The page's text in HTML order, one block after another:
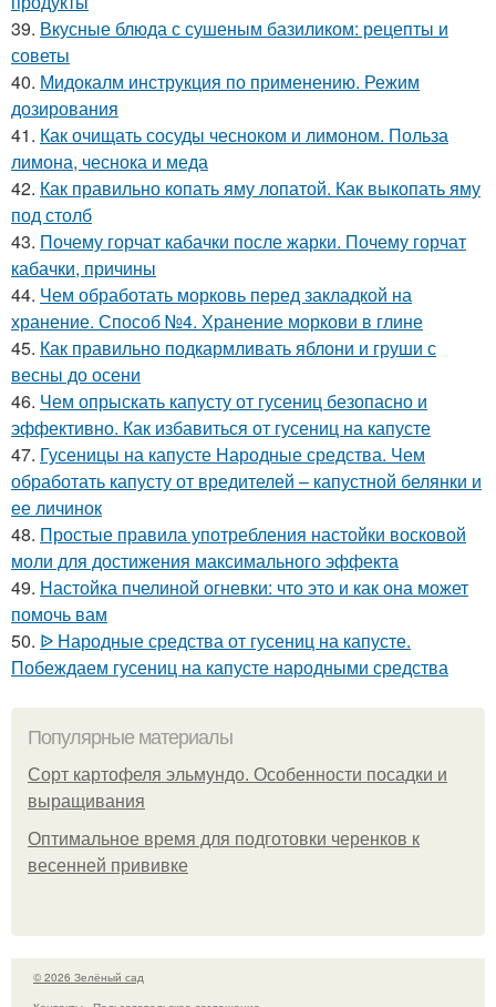
39. Вкусные блюда с сушеным базиликом: рецепты и
советы
40. Мидокалм инструкция по применению. Режим
дозирования
41. Как очищать сосуды чесноком и лимоном. Польза
лимона, чеснока и меда
42. Как правильно копать яму лопатой. Как выкопать яму
под столб
43. Почему горчат кабачки после жарки. Почему горчат
кабачки, причины
44. Чем обработать морковь перед закладкой на
хранение. Способ №4. Хранение моркови в глине
45. Как правильно подкармливать яблони и груши с
весны до осени
46. Чем опрыскать капусту от гусениц безопасно и
эффективно. Как избавиться от гусениц на капусте
47. Гусеницы на капусте Народные средства. Чем
обработать капусту от вредителей – капустной белянки и
ее личинок
48. Простые правила употребления настойки восковой
моли для достижения максимального эффекта
49. Настойка пчелиной огневки: что это и как она может
помочь вам
50. ᐉ Народные средства от гусениц на капусте.
Побеждаем гусениц на капусте народными средства
Популярные материалы
Сорт картофеля эльмундо. Особенности посадки и
выращивания
Оптимальное время для подготовки черенков к
весенней прививке
© 2026 Зелёный сад